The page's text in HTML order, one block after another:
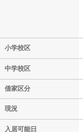
小学校区
中学校区
借家区分
現況
入居可能日